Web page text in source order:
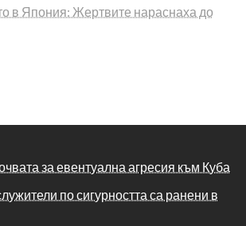
в Япония: Жертвите нараснаха до
за евентуална агресия към Куба
по сигурността са ранени в